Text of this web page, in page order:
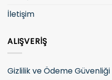
İletişim
ALIŞVERIŞ
Gizlilik ve Ödeme Güvenliği